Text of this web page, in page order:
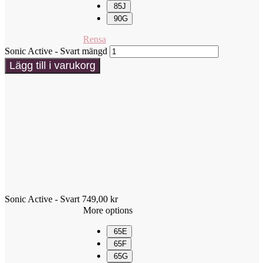
85J
90G
Rensa
Sonic Active - Svart mängd
Lägg till i varukorg
Sonic Active - Svart 749,00 kr
More options
65E
65F
65G